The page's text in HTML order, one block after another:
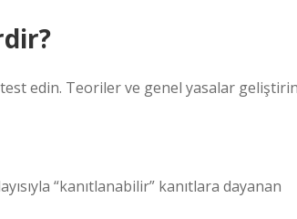
edin. Teoriler ve genel yasalar
“kanıtlanabilir” kanıtlara dayanan